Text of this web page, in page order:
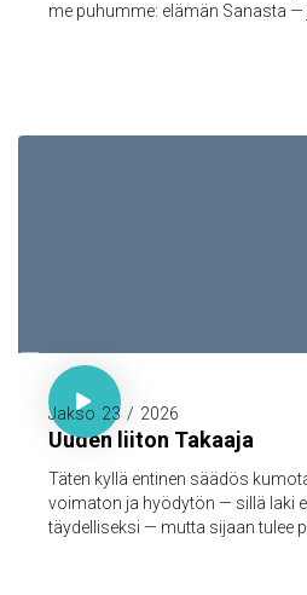
me puhumme: elämän Sanasta —
kanssamme; ja meillä on yhteys
Hepr. 7:18-19

Jakso 23 / 2026
Uuden liiton Takaaja
Täten kyllä entinen säädös
voimaton ja hyödytön — sillä laki
täydelliseksi — mutta sijaan tulee